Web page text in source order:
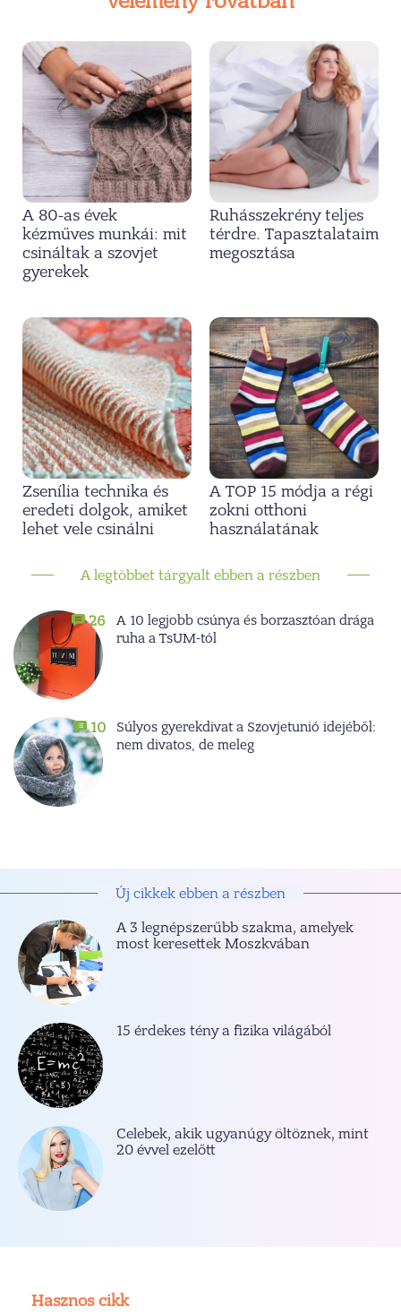
A 80-as évek
kézműves munkái: mit
csináltak a szovjet
gyerekek
Ruhásszekrény teljes
térdre. Tapasztalataim
megosztása
Zsenília technika és
eredeti dolgok, amiket
lehet vele csinálni
A TOP 15 módja a régi
zokni otthoni
használatának
A legtöbbet tárgyalt ebben a részben
26
A 10 legjobb csúnya és borzasztóan drága
ruha a TsUM-tól
10
Súlyos gyerekdivat a Szovjetunió idejéből:
nem divatos, de meleg
Új cikkek ebben a részben
A 3 legnépszerűbb szakma, amelyek
most keresettek Moszkvában
15 érdekes tény a fizika világából
Celebek, akik ugyanúgy öltöznek, mint
20 évvel ezelőtt
Hasznos cikk